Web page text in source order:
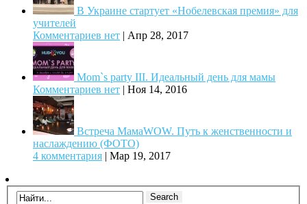
В Украине стартует «Нобелевская премия» для
учителей
Комментариев нет | Апр 28, 2017
Mom`s party III. Идеальный день для мамы
Комментариев нет | Ноя 14, 2016
Встреча МамаWOW. Путь к женственности и
наслаждению (ФОТО)
4 комментария | Мар 19, 2017